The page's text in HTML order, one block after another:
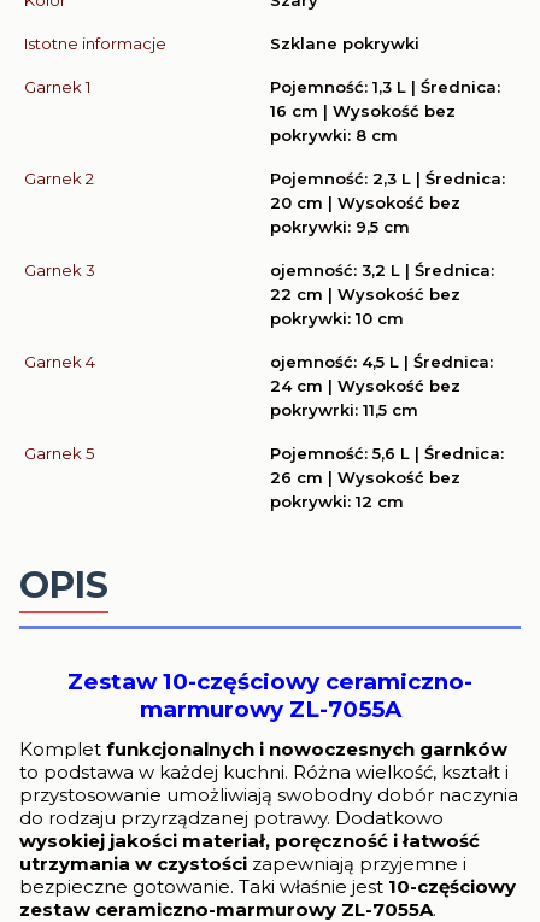
Istotne informacje Szklane pokrywki
Garnek 1
Pojemność: 1,3 L | Średnica:
16 cm | Wysokość bez
pokrywki: 8 cm
Garnek 2
Pojemność: 2,3 L | Średnica:
20 cm | Wysokość bez
pokrywki: 9,5 cm
Garnek 3
ojemność: 3,2 L | Średnica:
22 cm | Wysokość bez
pokrywki: 10 cm
Garnek 4
ojemność: 4,5 L | Średnica:
24 cm | Wysokość bez
pokrywrki: 11,5 cm
Garnek 5
Pojemność: 5,6 L | Średnica:
26 cm | Wysokość bez
pokrywki: 12 cm
OPIS
Zestaw 10-częściowy ceramiczno-
marmurowy ZL-7055A
Komplet funkcjonalnych i nowoczesnych garnków
to podstawa w każdej kuchni. Różna wielkość, kształt i
przystosowanie umożliwiają swobodny dobór naczynia
do rodzaju przyrządzanej potrawy. Dodatkowo
wysokiej jakości materiał, poręczność i łatwość
utrzymania w czystości zapewniają przyjemne i
bezpieczne gotowanie. Taki właśnie jest 10-częściowy
zestaw ceramiczno-marmurowy ZL-7055A.